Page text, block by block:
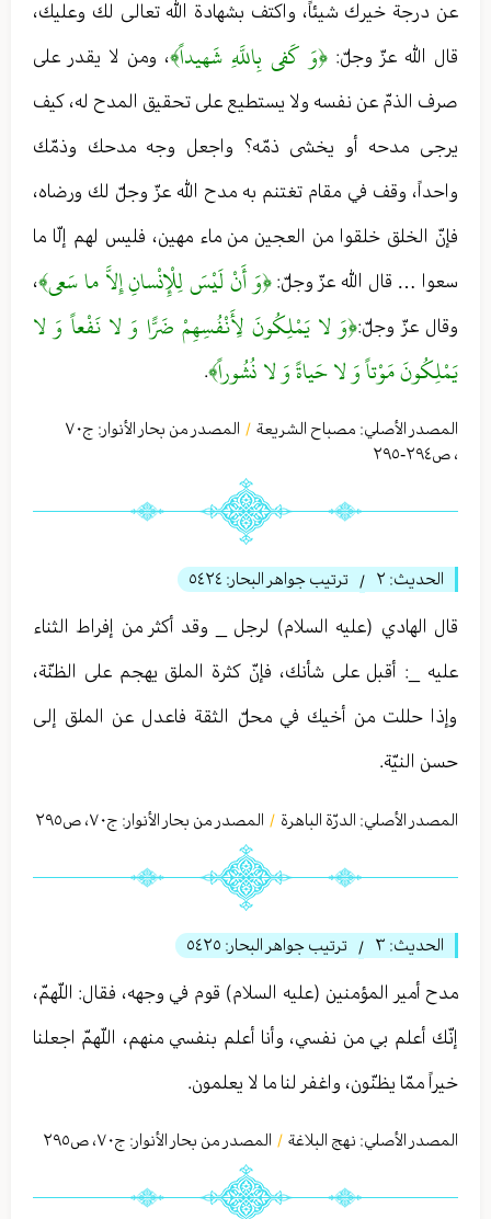
عن درجة خيرك شيئاً، واكتف بشهادة الله تعالی لك وعليك،
قال الله عزّ وجلّ: ﴿وَ كَفى‏ بِاللَّهِ شَهيداً﴾، ومن لا يقدر على
صرف الذمّ عن نفسه ولا يستطيع على تحقيق المدح له، كيف
يرجى مدحه أو يخشى ذمّه؟ واجعل وجه مدحك وذمّك
واحداً، وقف في مقام تغتنم به مدح الله عزّ وجلّ لك ورضاه،
فإنّ الخلق خلقوا من العجين من ماء مهين، فليس لهم إلّا ما
سعوا … قال الله عزّ وجلّ:﴿وَ أَنْ لَيْسَ لِلْإِنْسانِ إِلاَّ ما سَعى‏﴾،
وقال عزّ وجلّ:﴿وَ لا يَمْلِكُونَ لِأَنْفُسِهِمْ ضَرًّا وَ لا نَفْعاً وَ لا
يَمْلِكُونَ مَوْتاً وَ لا حَياةً وَ لا نُشُوراً﴾.
المصدر الأصلي: مصباح الشريعة / المصدر من بحار الأنوار: ج٧٠
، ص٢٩٤-٢٩٥
الحديث: ٢ / ترتيب جواهر البحار: ٥٤٢٤
قال الهادي (عليه السلام) لرجل _ وقد أكثر من إفراط الثناء
عليه _: أقبل على شأنك، فإنّ كثرة الملق يهجم على الظنّة،
وإذا حللت من أخيك في محلّ الثقة فاعدل عن الملق إلى
حسن النيّة.
المصدر الأصلي: الدرّة الباهرة / المصدر من بحار الأنوار: ج٧٠، ص٢٩٥
الحديث: ٣ / ترتيب جواهر البحار: ٥٤٢٥
مدح أمير المؤمنين (عليه السلام) قوم في وجهه، فقال: اللّهمّ،
إنّك أعلم بي من نفسي، وأنا أعلم بنفسي منهم، اللّهمّ اجعلنا
خيراً ممّا يظنّون، واغفر لنا ما لا يعلمون.
المصدر الأصلي: نهج البلاغة / المصدر من بحار الأنوار: ج٧٠، ص٢٩٥